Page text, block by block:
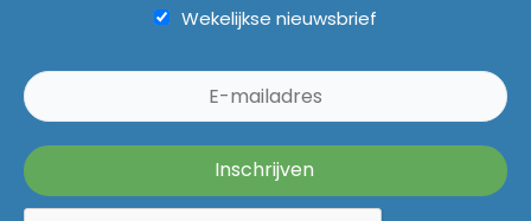
Wekelijkse nieuwsbrief